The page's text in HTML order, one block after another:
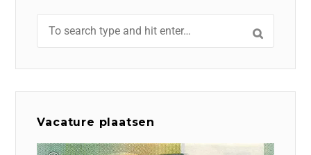
Vacature plaatsen